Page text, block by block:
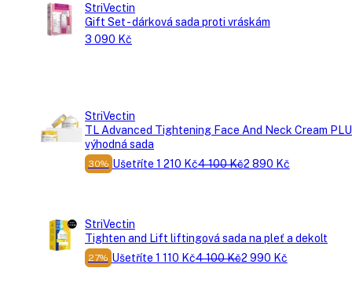
StriVectin
Gift Set - dárková sada proti vráskám
3 090 Kč
StriVectin
TL Advanced Tightening Face And Neck Cream
výhodná sada
30% Ušetříte 1 210 Kč4 100 Kč2 890 Kč
StriVectin
Tighten and Lift liftingová sada na pleť a dekolt
27% Ušetříte 1 110 Kč4 100 Kč2 990 Kč